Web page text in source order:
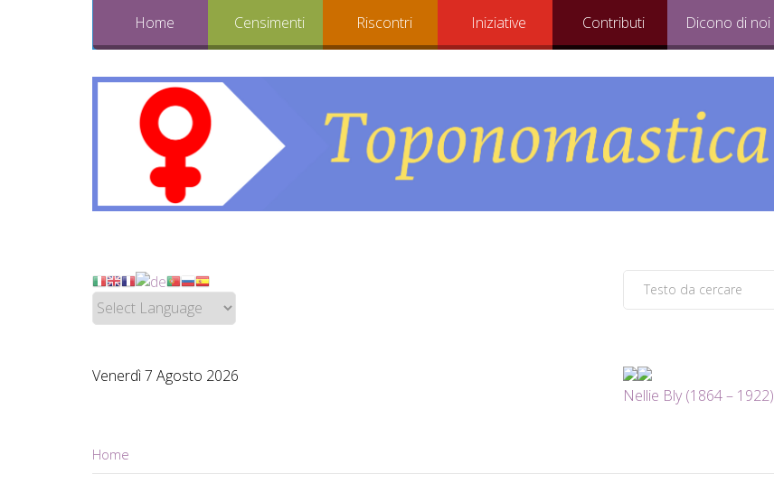
Home Censimenti Riscontri Iniziative Contributi Dicono di noi
Venerdì 7 Agosto 2026
Nellie Bly (1864 – 1922)
Home